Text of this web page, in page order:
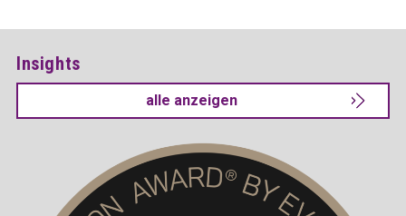
Insights
alle anzeigen